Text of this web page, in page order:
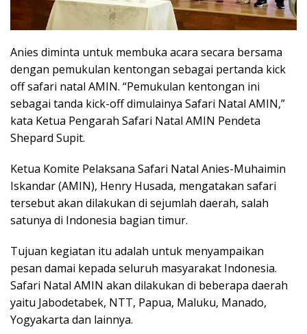
Anies diminta untuk membuka acara secara bersama
dengan pemukulan kentongan sebagai pertanda kick
off safari natal AMIN. “Pemukulan kentongan ini
sebagai tanda kick-off dimulainya Safari Natal AMIN,”
kata Ketua Pengarah Safari Natal AMIN Pendeta
Shepard Supit.
Ketua Komite Pelaksana Safari Natal Anies-Muhaimin
Iskandar (AMIN), Henry Husada, mengatakan safari
tersebut akan dilakukan di sejumlah daerah, salah
satunya di Indonesia bagian timur.
Tujuan kegiatan itu adalah untuk menyampaikan
pesan damai kepada seluruh masyarakat Indonesia.
Safari Natal AMIN akan dilakukan di beberapa daerah
yaitu Jabodetabek, NTT, Papua, Maluku, Manado,
Yogyakarta dan lainnya.